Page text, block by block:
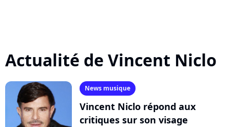
Actualité de Vincent Niclo
News musique
Vincent Niclo répond aux
critiques sur son visage